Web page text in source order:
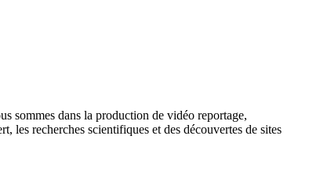
sommes dans la production de vidéo reportage,
les recherches scientifiques et des découvertes de sites